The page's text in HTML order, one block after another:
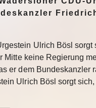
Ulrich Bösl sorgt
Mitte keine Regierung
er dem Bundeskanzler
Ulrich Bösl sorgt